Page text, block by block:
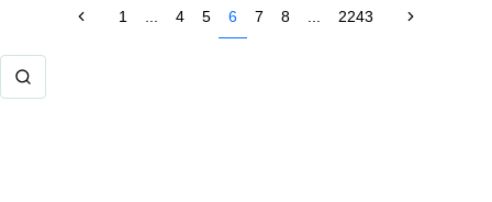
1 4 5 6 7 8 2243